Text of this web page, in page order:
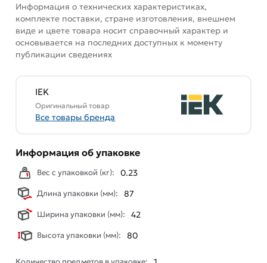
Информация о технических характеристиках,
комплекте поставки, стране изготовления, внешнем
виде и цвете товара носит справочный характер и
основывается на последних доступных к моменту
публикации сведениях
IEK
Оригинальный товар
Все товары бренда
Информация об упаковке
Вес с упаковкой (кг): 0.23
Длина упаковки (мм): 87
Ширина упаковки (мм): 42
Высота упаковки (мм): 80